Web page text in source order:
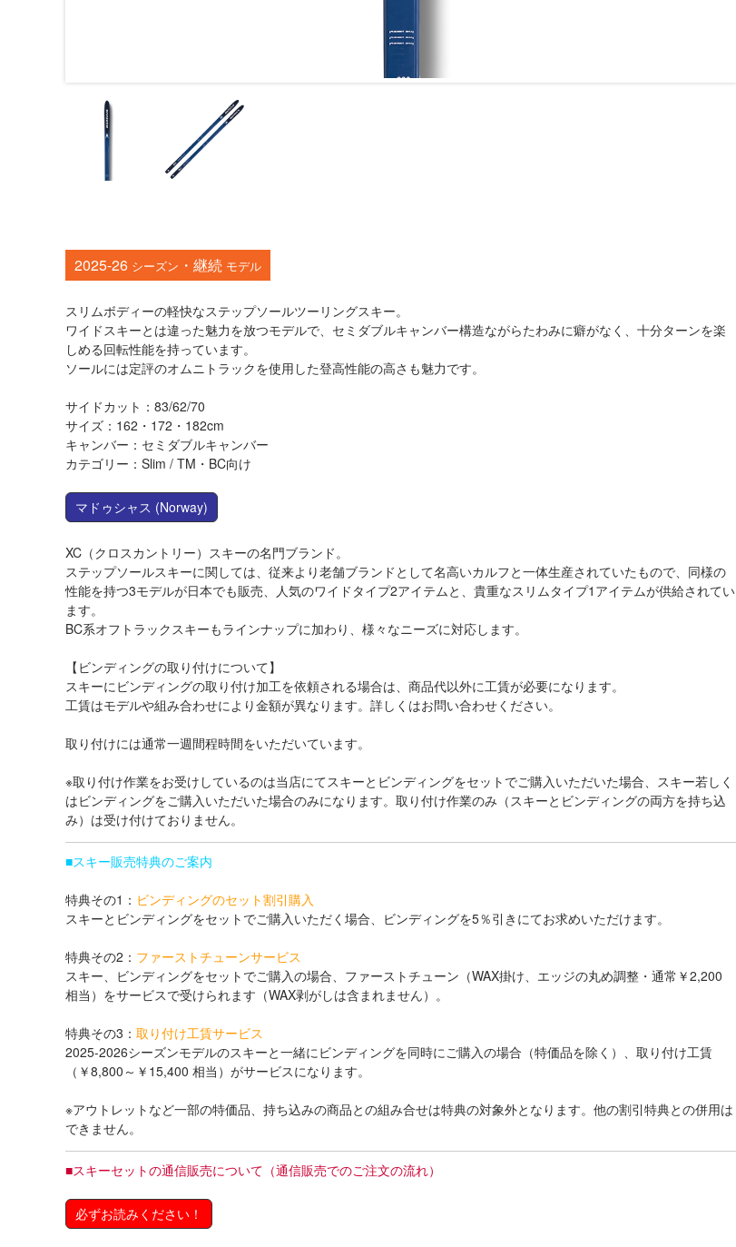
2025-26 シーズン ・継続 モデル
スリムボディーの軽快なステップソールツーリングスキー。
ワイドスキーとは違った魅力を放つモデルで、セミダブルキャンバー構造ながらたわみに癖がなく、十分ターンを楽
しめる回転性能を持っています。
ソールには定評のオムニトラックを使用した登高性能の高さも魅力です。
サイドカット：83/62/70
サイズ：162・172・182cm
キャンバー：セミダブルキャンバー
カテゴリー：Slim / TM・BC向け
マドゥシャス (Norway)
XC（クロスカントリー）スキーの名門ブランド。
ステップソールスキーに関しては、従来より老舗ブランドとして名高いカルフと一体生産されていたもので、同様の
性能を持つ3モデルが日本でも販売、人気のワイドタイプ2アイテムと、貴重なスリムタイプ1アイテムが供給されてい
ます。
BC系オフトラックスキーもラインナップに加わり、様々なニーズに対応します。
【ビンディングの取り付けについて】
スキーにビンディングの取り付け加工を依頼される場合は、商品代以外に工賃が必要になります。
工賃はモデルや組み合わせにより金額が異なります。詳しくはお問い合わせください。
取り付けには通常一週間程時間をいただいています。
※取り付け作業をお受けしているのは当店にてスキーとビンディングをセットでご購入いただいた場合、スキー若しく
はビンディングをご購入いただいた場合のみになります。取り付け作業のみ（スキーとビンディングの両方を持ち込
み）は受け付けておりません。
■スキー販売特典のご案内
特典その1： ビンディングのセット割引購入
スキーとビンディングをセットでご購入いただく場合、ビンディングを5％引きにてお求めいただけます。
特典その2： ファーストチューンサービス
スキー、ビンディングをセットでご購入の場合、ファーストチューン（WAX掛け、エッジの丸め調整・通常￥2,200
相当）をサービスで受けられます（WAX剥がしは含まれません）。
特典その3： 取り付け工賃サービス
2025-2026シーズンモデルのスキーと一緒にビンディングを同時にご購入の場合（特価品を除く）、取り付け工賃
（￥8,800～￥15,400 相当）がサービスになります。
※アウトレットなど一部の特価品、持ち込みの商品との組み合せは特典の対象外となります。他の割引特典との併用は
できません。
■スキーセットの通信販売について（通信販売でのご注文の流れ）
必ずお読みください！